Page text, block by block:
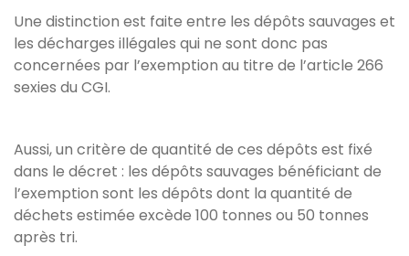
Une distinction est faite entre les dépôts sauvages et
les décharges illégales qui ne sont donc pas
concernées par l’exemption au titre de l’article 266
sexies du CGI.
Aussi, un critère de quantité de ces dépôts est fixé
dans le décret : les dépôts sauvages bénéficiant de
l’exemption sont les dépôts dont la quantité de
déchets estimée excède 100 tonnes ou 50 tonnes
après tri.